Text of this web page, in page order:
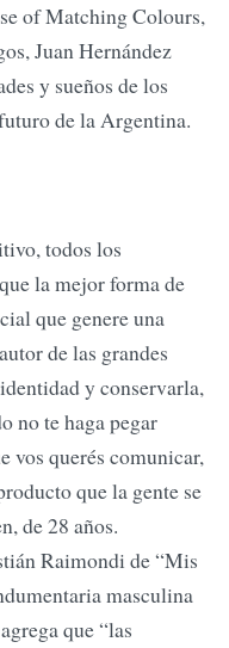
of Matching Colours,
Juan Hernández
y sueños de los
de la Argentina.
todos los
la mejor forma de
que genere una
de las grandes
y conservarla,
no te haga pegar
vos querés comunicar,
que la gente se
de 28 años.
Raimondi de “Mis
masculina
que “las